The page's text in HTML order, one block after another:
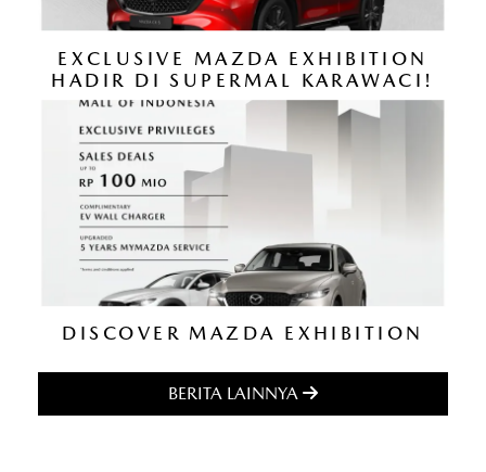
EXCLUSIVE MAZDA EXHIBITION
HADIR DI SUPERMAL KARAWACI!
DISCOVER MAZDA EXHIBITION
BERITA LAINNYA